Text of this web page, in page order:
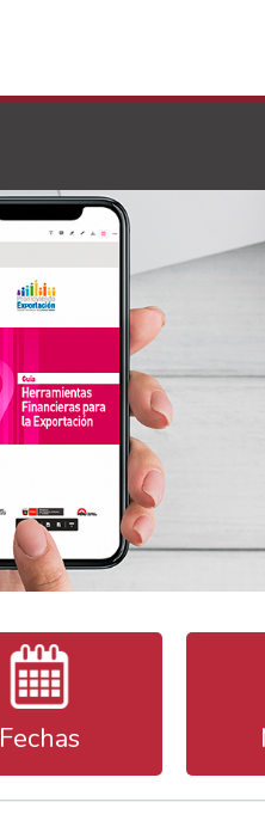
Fechas